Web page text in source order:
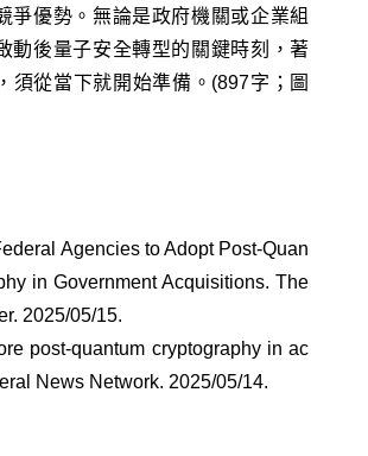
爭優勢。無論是政府機關或企業組
動後量子安全轉型的關鍵時刻，著
須從當下就開始準備。(897字；圖
Agencies to Adopt Post-Quan
in Government Acquisitions. The
2025/05/15.
post-quantum cryptography in ac
News Network. 2025/05/14.